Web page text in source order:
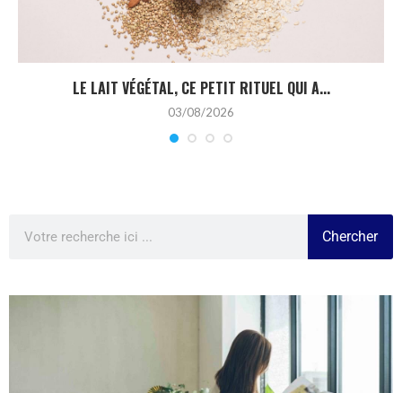
LE LAIT VÉGÉTAL, CE PETIT RITUEL QUI A...
03/08/2026
Chercher